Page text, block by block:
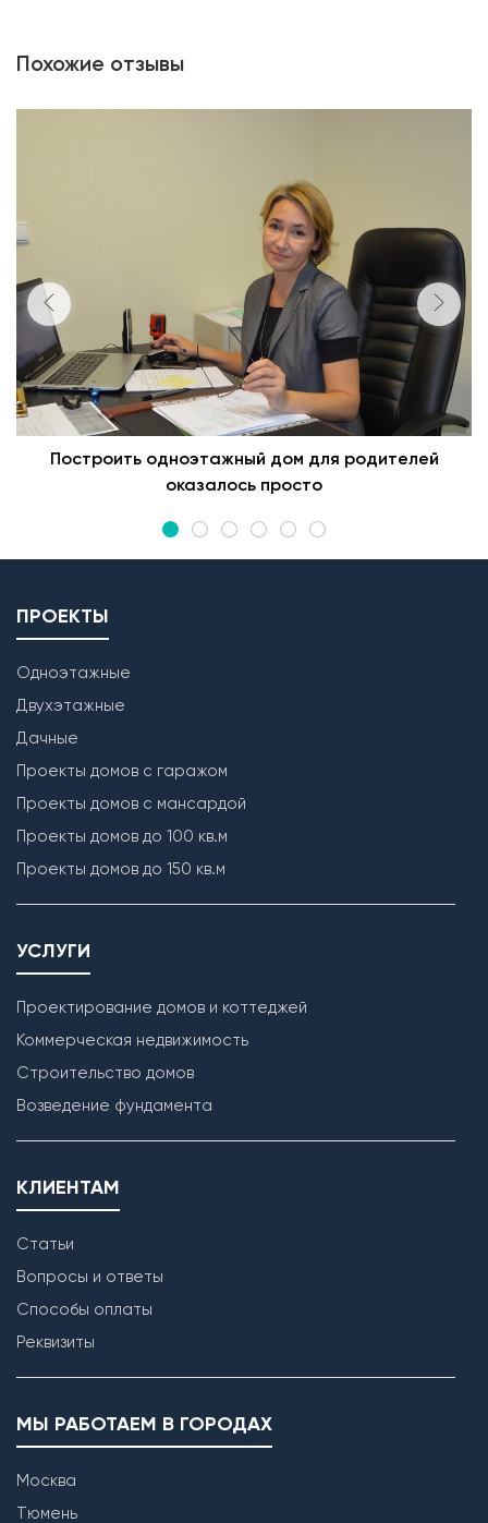
Похожие отзывы
Построить одноэтажный дом для родителей
оказалось просто
ПРОЕКТЫ
Одноэтажные
Двухэтажные
Дачные
Проекты домов с гаражом
Проекты домов с мансардой
Проекты домов до 100 кв.м
Проекты домов до 150 кв.м
УСЛУГИ
Проектирование домов и коттеджей
Коммерческая недвижимость
Строительство домов
Возведение фундамента
КЛИЕНТАМ
Статьи
Вопросы и ответы
Способы оплаты
Реквизиты
МЫ РАБОТАЕМ В ГОРОДАХ
Москва
Тюмень